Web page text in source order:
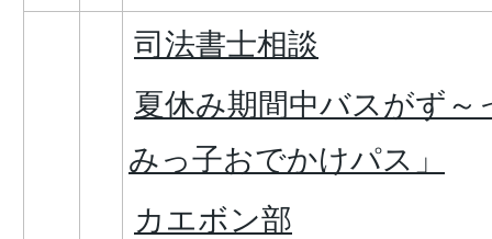
司法書士相談
夏休み期間中バスがず～
みっ子おでかけパス」
カエボン部